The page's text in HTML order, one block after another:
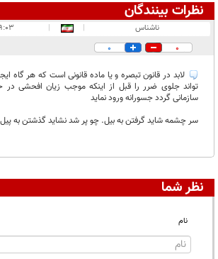
نظرات بینندگان
در انتظار بررسی:
ناشناس |
|
۰۹:۰۳ -
0
0
لابد در قانون تبصره و یا ماده قانونی است که هر گاه
تواند جلوی ضرر را قبل از اینکه موجب زیان افحشی
سازمانی گردد جسورانه ورود نماید
سر چشمه شاید گرفتن به بیل. چو پر شد نشاید گذشتن به پیل
نظر شما
نام